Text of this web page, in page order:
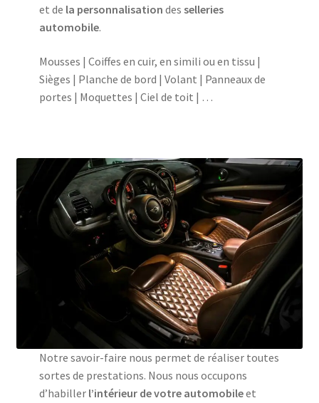
et de la personnalisation des selleries
automobile.
Mousses | Coiffes en cuir, en simili ou en tissu |
Sièges | Planche de bord | Volant | Panneaux de
portes | Moquettes | Ciel de toit | …
Notre savoir-faire nous permet de réaliser toutes
sortes de prestations. Nous nous occupons
d’habiller l’intérieur de votre automobileet